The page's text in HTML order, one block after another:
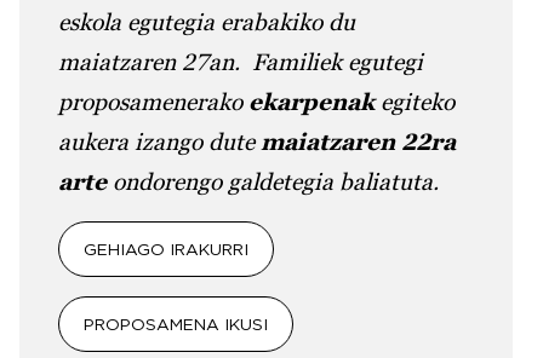
eskola egutegia erabakiko du
maiatzaren 27an. Familiek egutegi
proposamenerako ekarpenakegiteko
aukera izango dutemaiatzaren 22ra
arte ondorengo galdetegia baliatuta.
GEHIAGO IRAKURRI
PROPOSAMENA IKUSI